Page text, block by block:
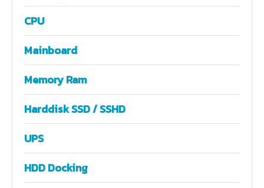
CPU
Mainboard
Memory Ram
Harddisk SSD / SSHD
UPS
HDD Docking